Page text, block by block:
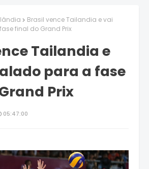
Brasil vence Tailandia e vai
final do Grand Prix
Tailandia e
para a fase
Prix
05:47:00